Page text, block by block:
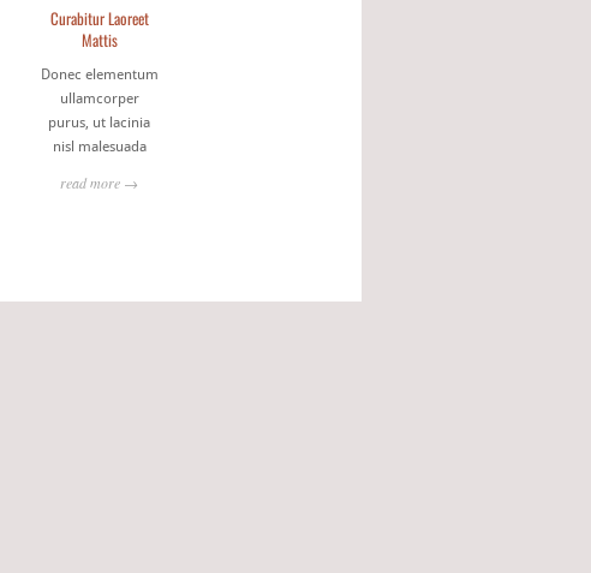
Curabitur Laoreet
Mattis
Donec elementum
ullamcorper
purus, ut lacinia
nisl malesuada
read more →